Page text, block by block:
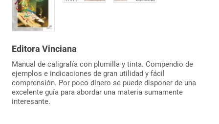
Editora Vinciana
Manual de caligrafía con plumilla y tinta. Compendio de
ejemplos e indicaciones de gran utilidad y fácil
comprensión. Por poco dinero se puede disponer de una
excelente guía para abordar una materia sumamente
interesante.